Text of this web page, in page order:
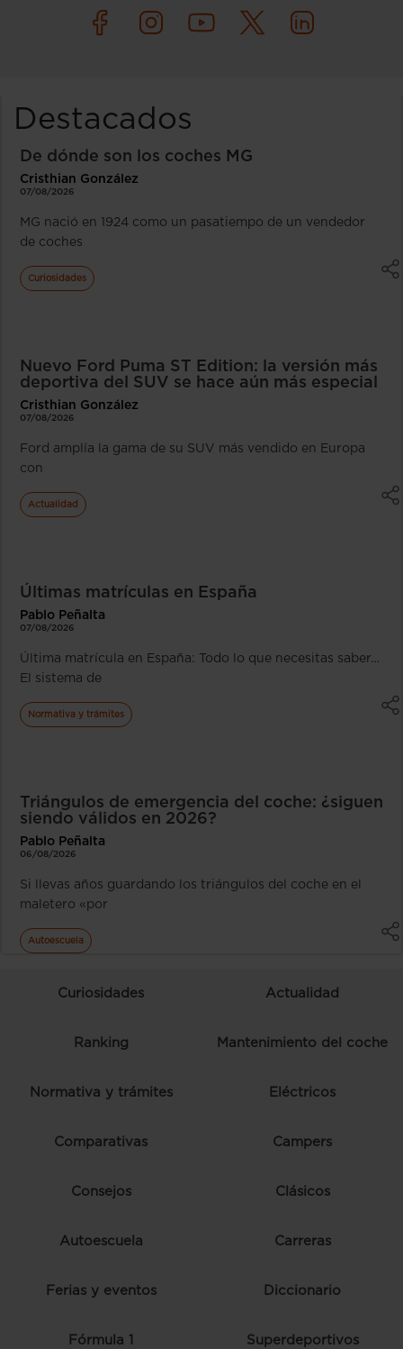
Destacados
De dónde son los coches MG
Cristhian González
07/08/2026
MG nació en 1924 como un pasatiempo de un vendedor
de coches
Curiosidades
Nuevo Ford Puma ST Edition: la versión más
deportiva del SUV se hace aún más especial
Cristhian González
07/08/2026
Ford amplía la gama de su SUV más vendido en Europa
con
Actualidad
Últimas matrículas en España
Pablo Peñalta
07/08/2026
Última matrícula en España: Todo lo que necesitas saber…
El sistema de
Normativa y trámites
Triángulos de emergencia del coche: ¿siguen
siendo válidos en 2026?
Pablo Peñalta
06/08/2026
Si llevas años guardando los triángulos del coche en el
maletero «por
Autoescuela
Curiosidades Actualidad
Ranking Mantenimiento del coche
Normativa y trámites Eléctricos
Comparativas Campers
Consejos Clásicos
Autoescuela Carreras
Ferias y eventos Diccionario
Fórmula 1 Superdeportivos